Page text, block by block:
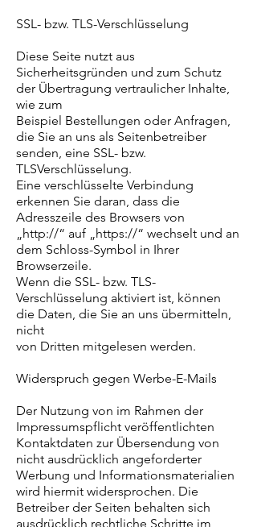
SSL- bzw. TLS-Verschlüsselung
Diese Seite nutzt aus
Sicherheitsgründen und zum Schutz
der Übertragung vertraulicher Inhalte,
wie zum
Beispiel Bestellungen oder Anfragen,
die Sie an uns als Seitenbetreiber
senden, eine SSL- bzw.
TLSVerschlüsselung.
Eine verschlüsselte Verbindung
erkennen Sie daran, dass die
Adresszeile des Browsers von
„http://“ auf „https://“ wechselt und an
dem Schloss-Symbol in Ihrer
Browserzeile.
Wenn die SSL- bzw. TLS-
Verschlüsselung aktiviert ist, können
die Daten, die Sie an uns übermitteln,
nicht
von Dritten mitgelesen werden.
Widerspruch gegen Werbe-E-Mails
Der Nutzung von im Rahmen der
Impressumspflicht veröffentlichten
Kontaktdaten zur Übersendung von
nicht ausdrücklich angeforderter
Werbung und Informationsmaterialien
wird hiermit widersprochen. Die
Betreiber der Seiten behalten sich
ausdrücklich rechtliche Schritte im